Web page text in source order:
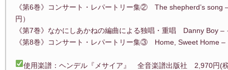
《第6巻》コンサート・レパートリー集② The shepherd’s song
円）
《第7巻》なかにしあかねの編曲による独唱・重唱 Danny Boy
《第8巻》コンサート・レパートリー集③ Home, Sweet Home
使用楽譜：ヘンデル『メサイア』 全音楽譜出版社 2,970円(